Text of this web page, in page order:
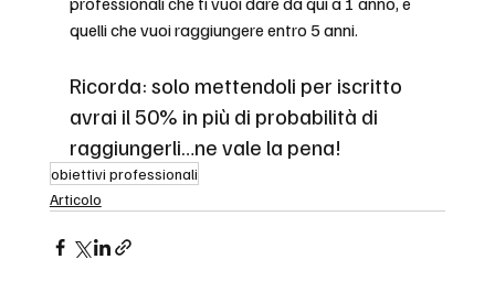
quelli che vuoi raggiungere entro 5 anni.
Ricorda: solo mettendoli per iscritto
avrai il 50% in più di probabilità di
raggiungerli…ne vale la pena!
obiettivi professionali
Articolo